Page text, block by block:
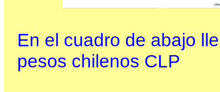
En el cuadro de abajo
pesos chilenos CLP